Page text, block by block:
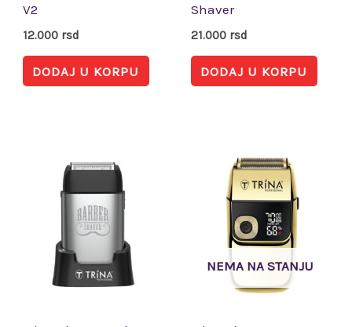
V2
12.000 rsd
DODAJ U KORPU
Shaver
21.000 rsd
DODAJ U KORPU
NEMA NA STANJU